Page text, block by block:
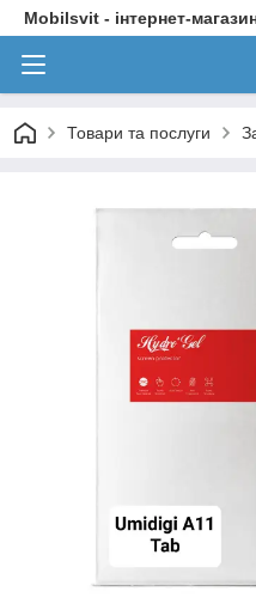
Mobilsvit - інтернет-
Товари та послуги